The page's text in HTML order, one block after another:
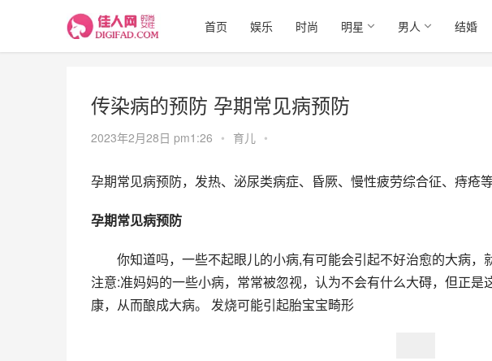
首页 娱乐 时尚 明星 男人 结婚
传染病的预防 孕期常见病预防
2023年2月28日 pm1:26 • 育儿 •
孕期常见病预防，发热、泌尿类病症、昏厥、慢性疲劳综合征、痔疮
孕期常见病预防
你知道吗，一些不起眼儿的小病,有可能会引起不好治愈的大病，
注意:准妈妈的一些小病，常常被忽视，认为不会有什么大碍，但正
康，从而酿成大病。 发烧可能引起胎宝宝畸形